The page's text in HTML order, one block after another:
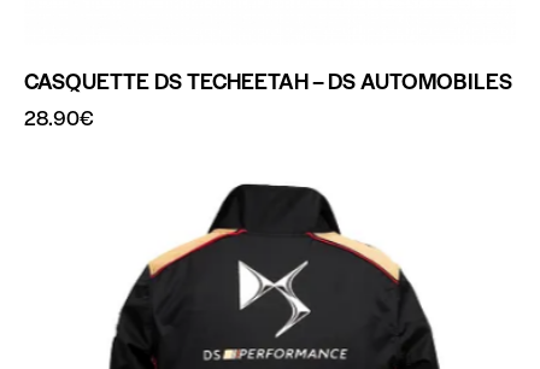
CASQUETTE DS TECHEETAH – DS AUTOMOBILES
28.90€